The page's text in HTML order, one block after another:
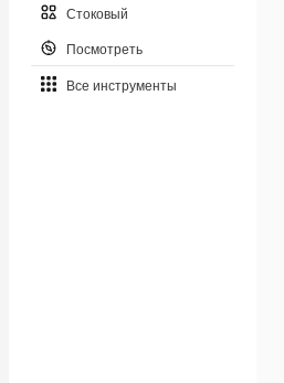
Стоковый
Посмотреть
Все инструменты